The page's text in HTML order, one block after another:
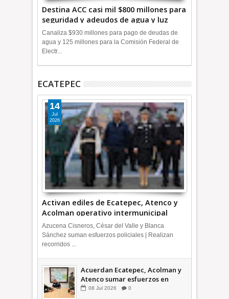
Destina ACC casi mil $800 millones para
seguridad y adeudos de agua y luz
+Video
Canaliza $930 millones para pago de deudas de
agua y 125 millones para la Comisión Federal de
Electr...
ECATEPEC
Activan ediles de Ecatepec, Atenco y
Acolman operativo intermunicipal
14
Jul
2026
Azucena Cisneros, César del Valle y Blanca
Sánchez suman esfuerzos policiales | Realizan
recorridos ...
Acuerdan Ecatepec, Acolman y
Atenco sumar esfuerzos en
seguridad
08 Jul 2026 0